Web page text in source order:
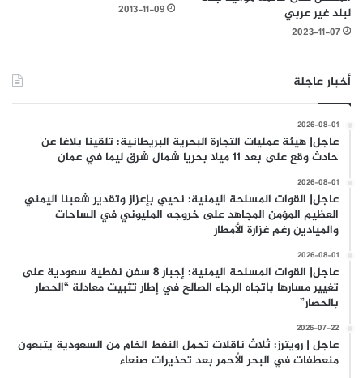
لبلد غير عربي
2023-11-07
2013-11-09
أخبار عاجلة
2026-08-01
عاجل| هيئة عمليات التجارة البحرية البريطانية: تلقينا بلاغا عن
حادث وقع على بعد 11 ميلا بحريا شمال شرق ليما في عمان
2026-08-01
عاجل| القوات المسلحة اليمنية: نحيي بإعزاز وتقدير شعبنا اليمني
العظيم المؤمن المجاهد على خروجه المليوني في الساحات
والميادين رغم غزارة الأمطار
2026-08-01
عاجل| القوات المسلحة اليمنية: إجبار 8 سفن نفطية سعودية على
تغيير مسارها باتجاه الرجاء الصالح في إطار تثبيت معادلة “الحصار
بالحصار”
2026-07-22
عاجل | رويترز: ثلاث ناقلات تحمل النفط الخام من السعودية يتبعون
منعطفات في البحر الأحمر بعد تحذيرات صنعاء